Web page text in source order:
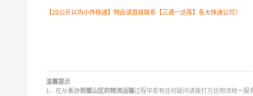
【20公斤以内小件快递】物品请直接联系【三通一达等】各大快递公司！
温馨提示
1、在从长沙到璧山区的物流运输过程中若有任何疑问请拨打万信物流统一服